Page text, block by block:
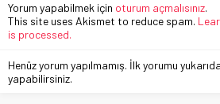
Yorum yapabilmek için oturum açmalısınız.
This site uses Akismet to reduce spam.
is processed.
Henüz yorum yapılmamış. İlk yorumu
yapabilirsiniz.